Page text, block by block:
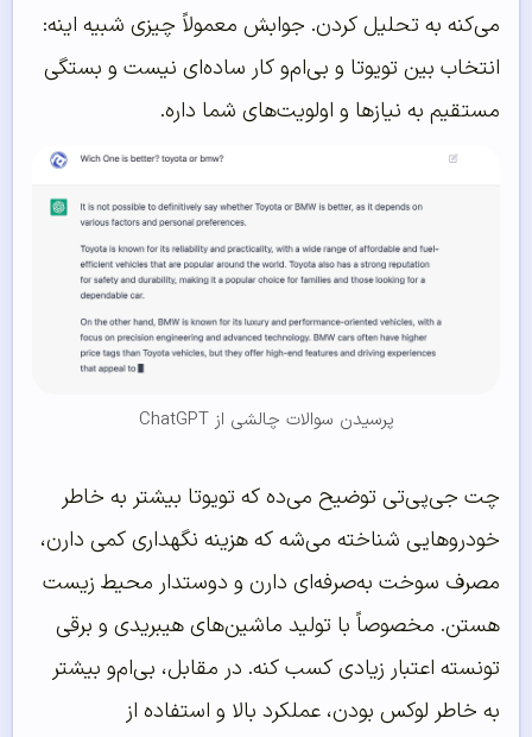
می‌کنه به تحلیل کردن. جوابش معمولاً چیزی شبیه اینه:
انتخاب بین تویوتا و بی‌ام‌و کار ساده‌ای نیست و بستگی
مستقیم به نیازها و اولویت‌های شما داره.
پرسیدن سوالات چالشی از ChatGPT
چت جی‌پی‌تی توضیح می‌ده که تویوتا بیشتر به خاطر
خودروهایی شناخته می‌شه که هزینه نگهداری کمی دارن،
مصرف سوخت به‌صرفه‌ای دارن و دوستدار محیط زیست
هستن. مخصوصاً با تولید ماشین‌های هیبریدی و برقی
تونسته اعتبار زیادی کسب کنه. در مقابل، بی‌ام‌و بیشتر
به خاطر لوکس بودن، عملکرد بالا و استفاده از